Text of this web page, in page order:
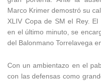
Marco Krimer demostró su
XLIV Copa de SM el Rey.
en el último minuto, se
del Balonmano Torrelavega
Con un ambientazo en el
con las defensas como